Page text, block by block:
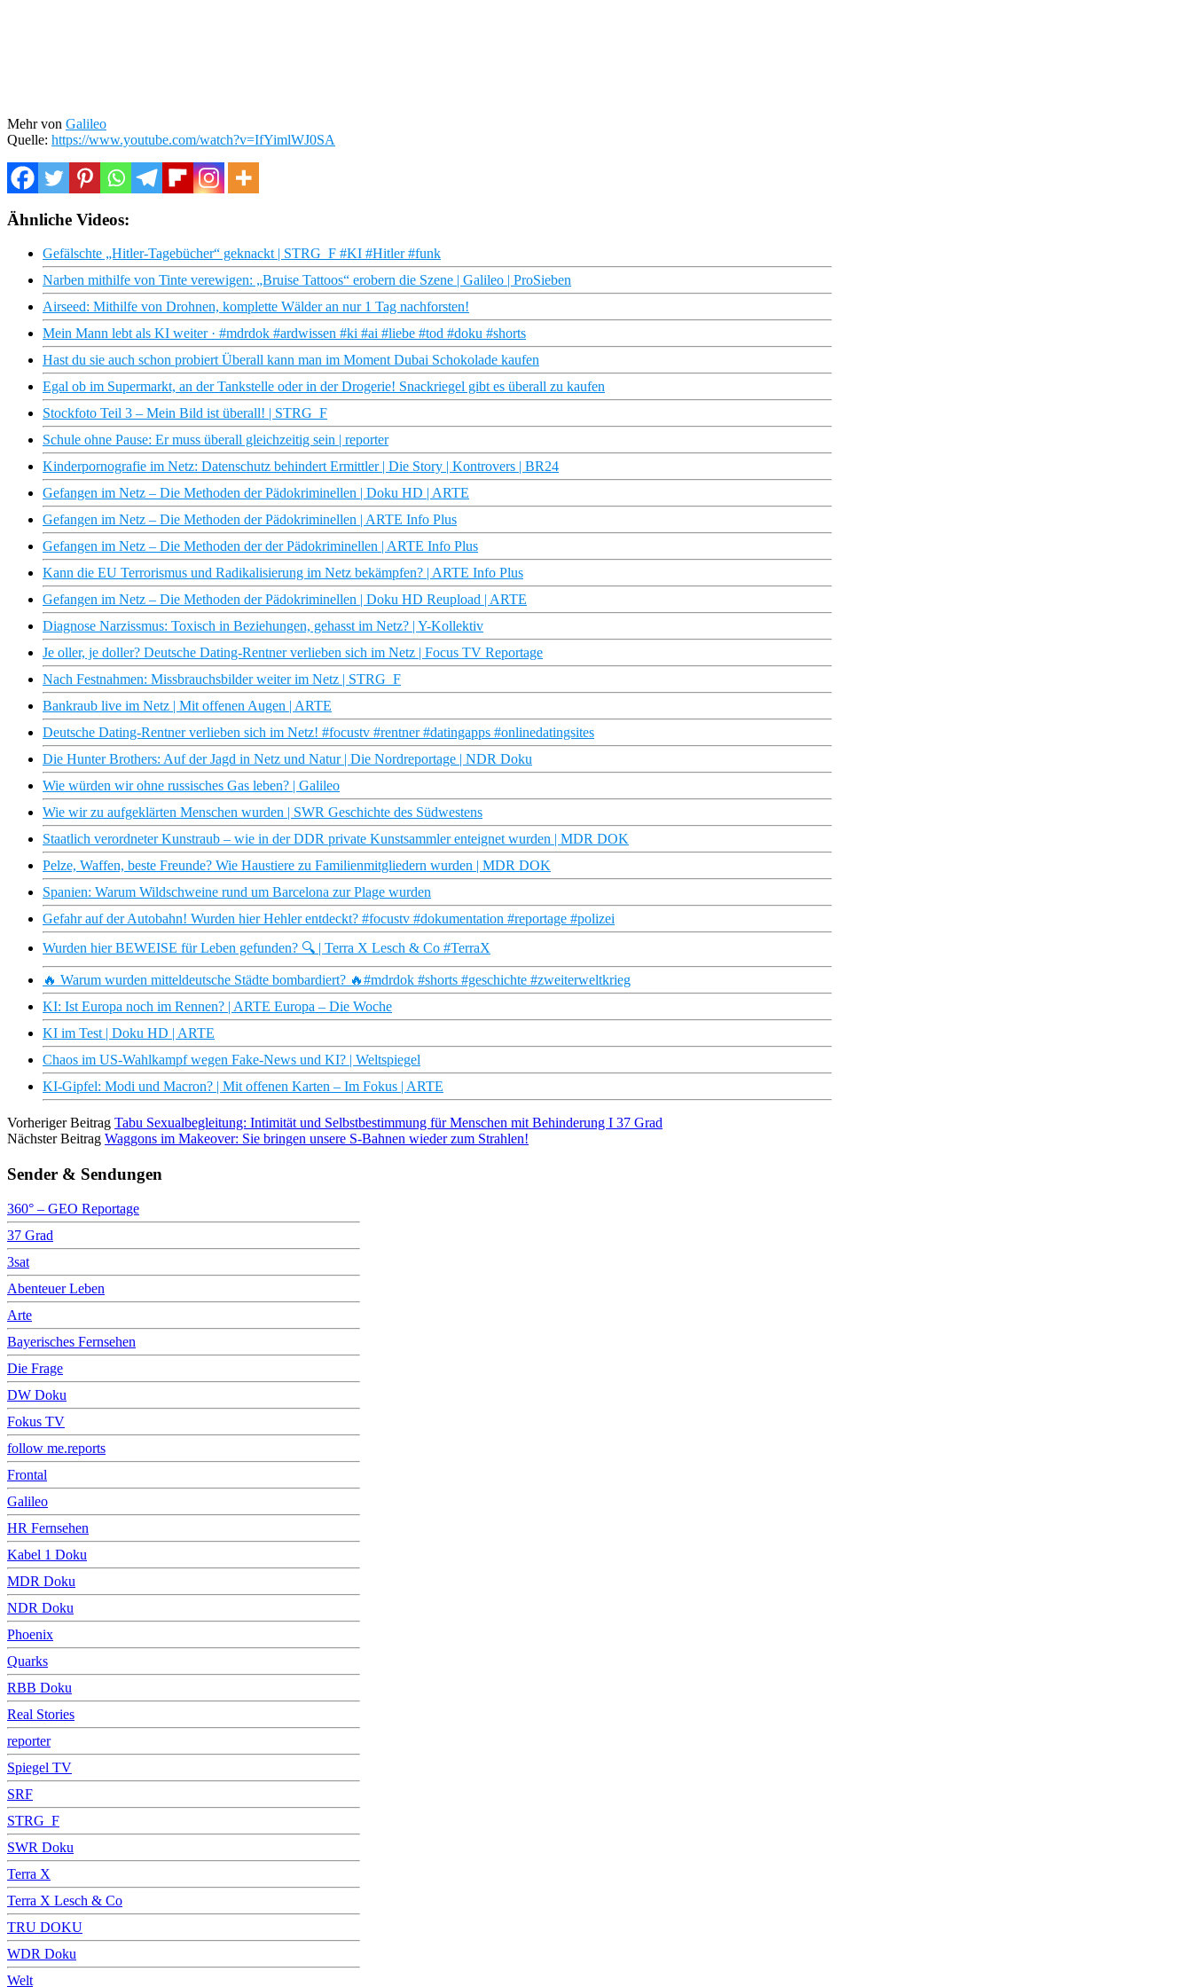
Mehr von Galileo
Quelle: https://www.youtube.com/watch?v=IfYimlWJ0SA
Ähnliche Videos:
Gefälschte „Hitler-Tagebücher“ geknackt | STRG_F #KI #Hitler #funk
Narben mithilfe von Tinte verewigen: „Bruise Tattoos“ erobern die Szene | Galileo | ProSieben
Airseed: Mithilfe von Drohnen, komplette Wälder an nur 1 Tag nachforsten!
Mein Mann lebt als KI weiter · #mdrdok #ardwissen #ki #ai #liebe #tod #doku #shorts
Hast du sie auch schon probiert Überall kann man im Moment Dubai Schokolade kaufen
Egal ob im Supermarkt, an der Tankstelle oder in der Drogerie! Snackriegel gibt es überall zu kaufen
Stockfoto Teil 3 – Mein Bild ist überall! | STRG_F
Schule ohne Pause: Er muss überall gleichzeitig sein | reporter
Kinderpornografie im Netz: Datenschutz behindert Ermittler | Die Story | Kontrovers | BR24
Gefangen im Netz – Die Methoden der Pädokriminellen | Doku HD | ARTE
Gefangen im Netz – Die Methoden der Pädokriminellen | ARTE Info Plus
Gefangen im Netz – Die Methoden der der Pädokriminellen | ARTE Info Plus
Kann die EU Terrorismus und Radikalisierung im Netz bekämpfen? | ARTE Info Plus
Gefangen im Netz – Die Methoden der Pädokriminellen | Doku HD Reupload | ARTE
Diagnose Narzissmus: Toxisch in Beziehungen, gehasst im Netz? | Y-Kollektiv
Je oller, je doller? Deutsche Dating-Rentner verlieben sich im Netz | Focus TV Reportage
Nach Festnahmen: Missbrauchsbilder weiter im Netz | STRG_F
Bankraub live im Netz | Mit offenen Augen | ARTE
Deutsche Dating-Rentner verlieben sich im Netz! #focustv #rentner #datingapps #onlinedatingsites
Die Hunter Brothers: Auf der Jagd in Netz und Natur | Die Nordreportage | NDR Doku
Wie würden wir ohne russisches Gas leben? | Galileo
Wie wir zu aufgeklärten Menschen wurden | SWR Geschichte des Südwestens
Staatlich verordneter Kunstraub – wie in der DDR private Kunstsammler enteignet wurden | MDR DOK
Pelze, Waffen, beste Freunde? Wie Haustiere zu Familienmitgliedern wurden | MDR DOK
Spanien: Warum Wildschweine rund um Barcelona zur Plage wurden
Gefahr auf der Autobahn! Wurden hier Hehler entdeckt? #focustv #dokumentation #reportage #polizei
Wurden hier BEWEISE für Leben gefunden? 🔍 | Terra X Lesch & Co #TerraX
🔥 Warum wurden mitteldeutsche Städte bombardiert? 🔥#mdrdok #shorts #geschichte #zweiterweltkrieg
KI: Ist Europa noch im Rennen? | ARTE Europa – Die Woche
KI im Test | Doku HD | ARTE
Chaos im US-Wahlkampf wegen Fake-News und KI? | Weltspiegel
KI-Gipfel: Modi und Macron? | Mit offenen Karten – Im Fokus | ARTE
Vorheriger Beitrag Tabu Sexualbegleitung: Intimität und Selbstbestimmung für Menschen mit Behinderung I 37 Grad
Nächster Beitrag Waggons im Makeover: Sie bringen unsere S-Bahnen wieder zum Strahlen!
Sender & Sendungen
360° – GEO Reportage
37 Grad
3sat
Abenteuer Leben
Arte
Bayerisches Fernsehen
Die Frage
DW Doku
Fokus TV
follow me.reports
Frontal
Galileo
HR Fernsehen
Kabel 1 Doku
MDR Doku
NDR Doku
Phoenix
Quarks
RBB Doku
Real Stories
reporter
Spiegel TV
SRF
STRG_F
SWR Doku
Terra X
Terra X Lesch & Co
TRU DOKU
WDR Doku
Welt